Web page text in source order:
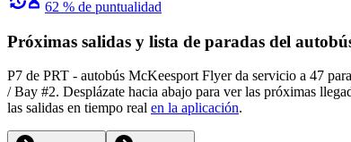
62 % de puntualidad
Próximas salidas y lista de paradas del
P7 de PRT - autobús McKeesport Flyer da servicio a 47
/ Bay #2. Desplázate hacia abajo para ver las próximas
las salidas en tiempo real en la aplicación.